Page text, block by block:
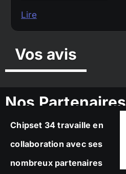
Lire
Vos avis
Nos Partenaires
Chipset 34 travaille en
collaboration avec ses
nombreux partenaires